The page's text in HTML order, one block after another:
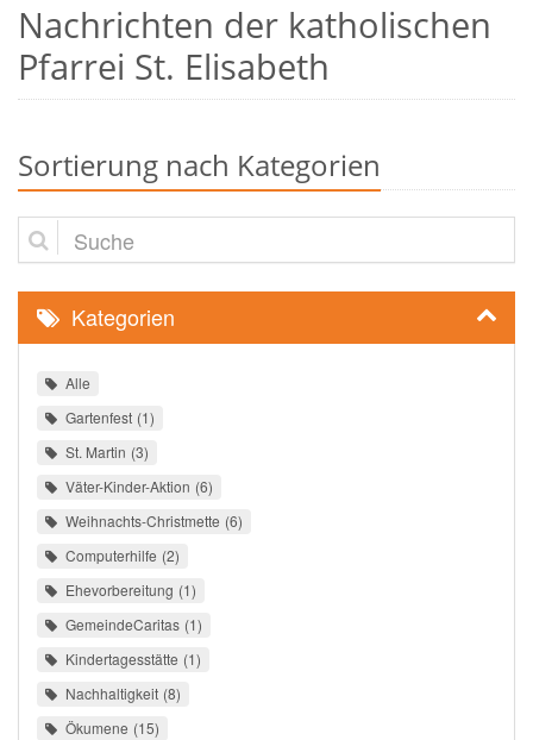
Nachrichten der katholischen
Pfarrei St. Elisabeth
Sortierung nach Kategorien
Suche
Kategorien
Alle
Gartenfest 1
St. Martin 3
Väter-Kinder-Aktion 6
Weihnachts-Christmette 6
Computerhilfe 2
Ehevorbereitung 1
GemeindeCaritas 1
Kindertagesstätte 1
Nachhaltigkeit 8
Ökumene 15